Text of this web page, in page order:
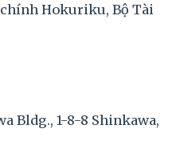
chính Hokuriku, Bộ Tài
Bldg., 1-8-8 Shinkawa,